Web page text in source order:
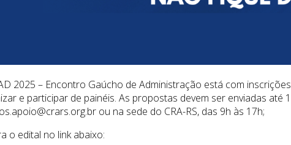
2025 – Encontro Gaúcho de Administração está com
e participar de painéis. As propostas devem ser enviadas até
ou na sede do CRA-RS, das 9h às 17h;
o edital no link abaixo: